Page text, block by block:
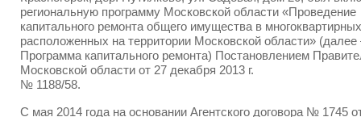
региональную программу Московской области «Проведение
капитального ремонта общего имущества в
расположенных на территории Московской области» (далее
Программа капитального ремонта) Постановлением
Московской области от 27 декабря 2013 г.
№ 1188/58.
С мая 2014 года на основании Агентского договора № 1745